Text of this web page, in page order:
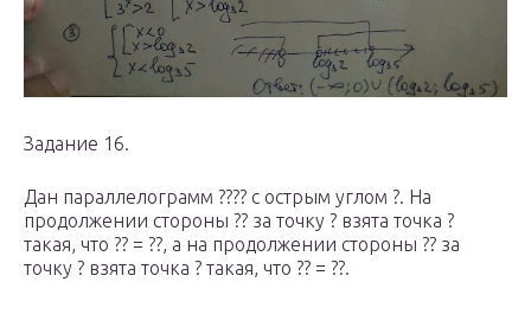
Задание 16.
Дан параллелограмм ???? с острым углом ?. На
продолжении стороны ?? за точку ? взята точка ?
такая, что ?? = ??, а на продолжении стороны ?? за
точку ? взята точка ? такая, что ?? = ??.